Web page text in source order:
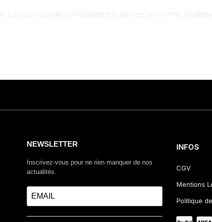
NEWSLETTER
Inscrivez-vous pour ne rien manquer de nos
actualités.
INFOS
CGV
Mentions
Politique